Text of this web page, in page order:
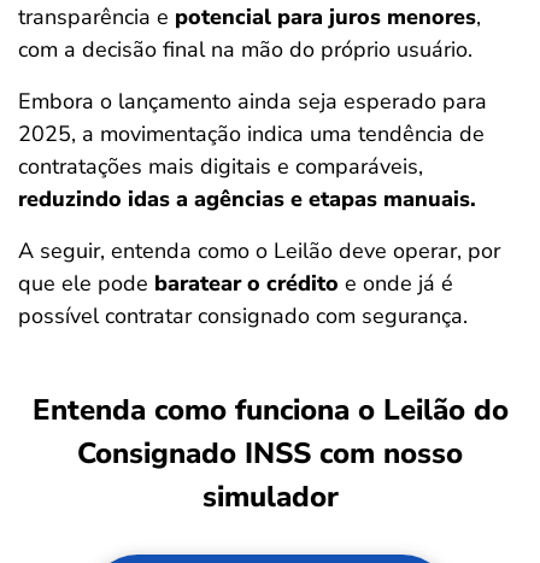
transparência e potencial para juros menores,
com a decisão final na mão do próprio usuário.
Embora o lançamento ainda seja esperado para
2025, a movimentação indica uma tendência de
contratações mais digitais e comparáveis,
reduzindo idas a agências e etapas manuais.
A seguir, entenda como o Leilão deve operar, por
que ele pode baratear o crédito e onde já é
possível contratar consignado com segurança.
Entenda como funciona o Leilão do
Consignado INSS com nosso
simulador